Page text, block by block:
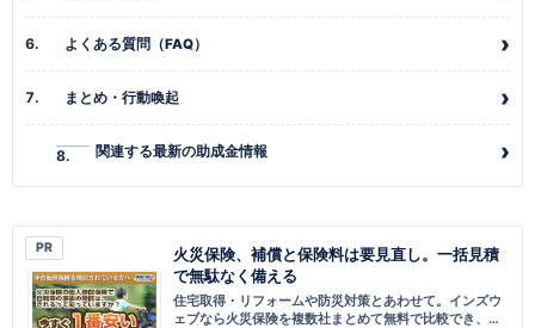
よくある質問（FAQ）
まとめ・行動喚起
関連する最新の助成金情報
PR
火災保険、補償と保険料は要見直し。一括見積
で無駄なく備える
住宅取得・リフォームや防災対策とあわせて。インズウ
ェブなら火災保険を複数社まとめて無料で比較でき、地